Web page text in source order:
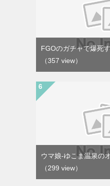
FGOのガチャで爆死
（357 view）
ウマ娘-ゆこま温泉の
（299 view）